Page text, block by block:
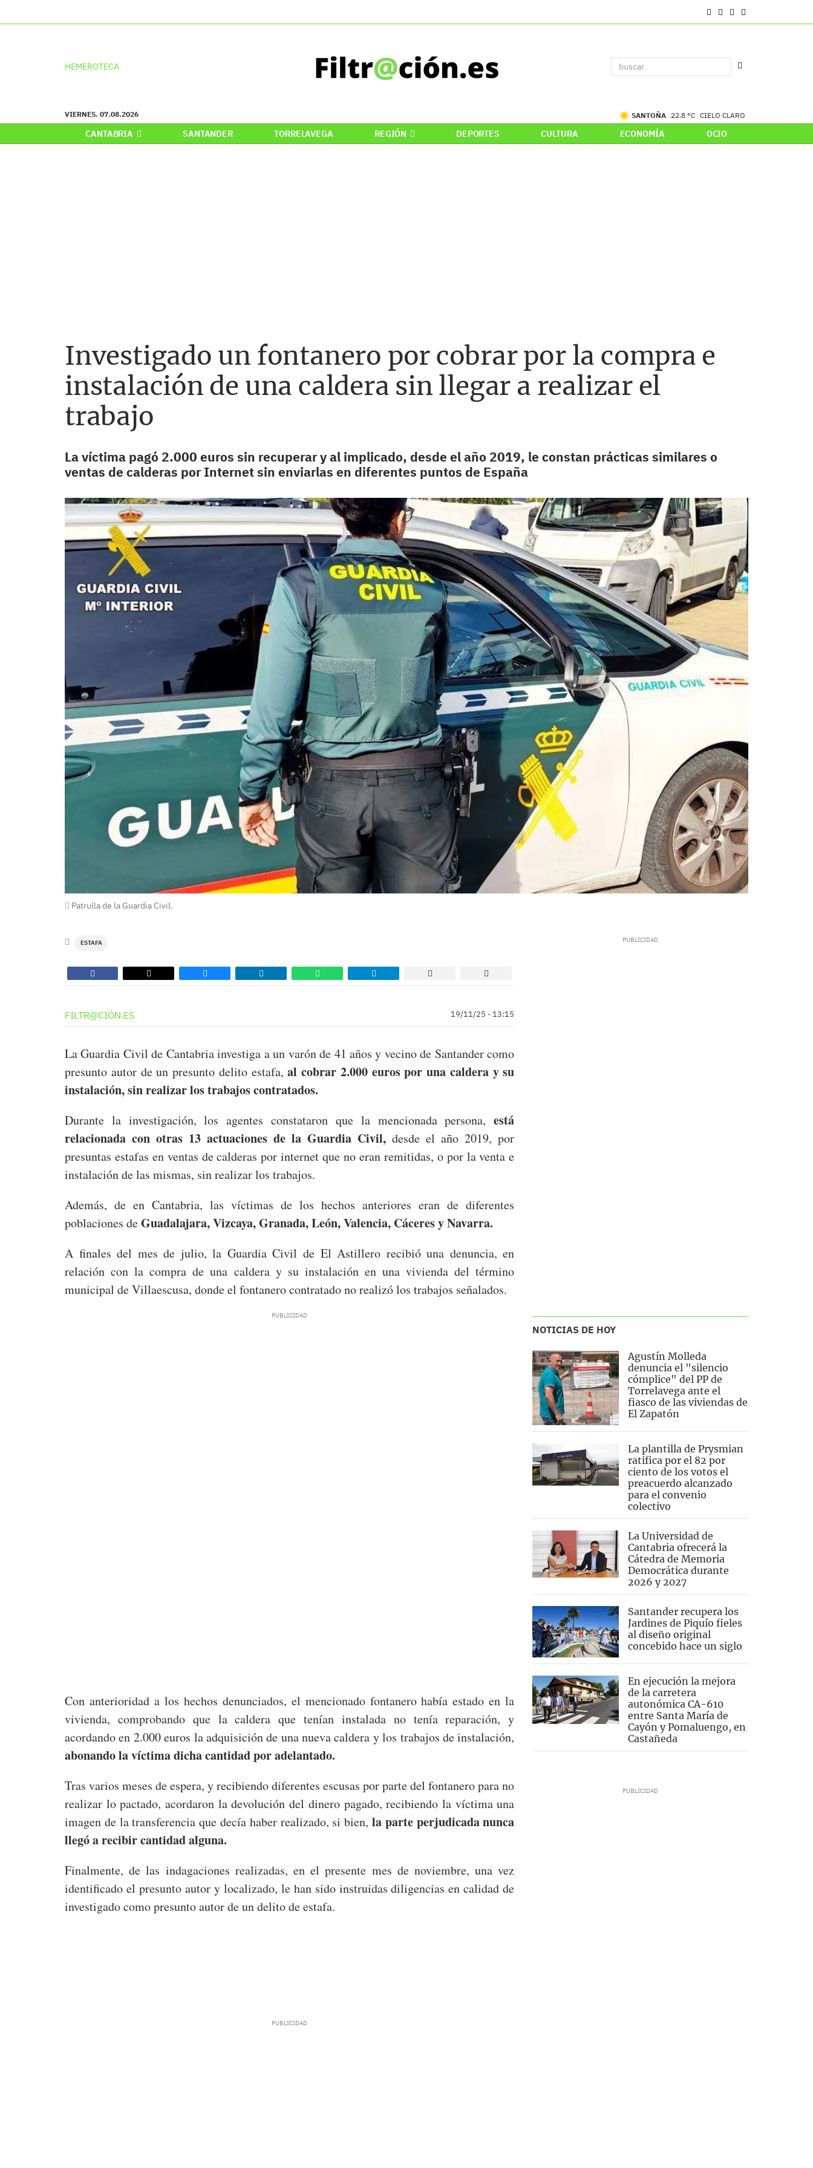
HEMEROTECA
VIERNES. 07.08.2026 SANTOÑA 22.8 °C CIELO CLARO
CANTABRIA SANTANDER TORRELAVEGA REGIÓN DEPORTES CULTURA ECONOMÍA OCIO
Investigado un fontanero por cobrar por la compra e
instalación de una caldera sin llegar a realizar el
trabajo
La víctima pagó 2.000 euros sin recuperar y al implicado, desde el año 2019, le constan prácticas similares o
ventas de calderas por Internet sin enviarlas en diferentes puntos de España
Patrulla de la Guardia Civil.
ESTAFA
FILTR@CIÓN.ES 19/11/25 - 13:15
La Guardia Civil de Cantabria investiga a un varón de 41 años y vecino de Santander como
presunto autor de un presunto delito estafa,al cobrar 2.000 euros por una caldera y su
instalación, sin realizar los trabajos contratados.
Durante la investigación, los agentes constataron que la mencionada persona,está
relacionada con otras 13 actuaciones de la Guardia Civil, desde el año 2019, por
presuntas estafas en ventas de calderas por internet que no eran remitidas, o por la venta e
instalación de las mismas, sin realizar los trabajos.
Además, de en Cantabria, las víctimas de los hechos anteriores eran de diferentes
poblaciones deGuadalajara, Vizcaya, Granada, León, Valencia, Cáceres y Navarra.
A finales del mes de julio, la Guardia Civil de El Astillero recibió una denuncia, en
relación con la compra de una caldera y su instalación en una vivienda del término
municipal de Villaescusa, donde el fontanero contratado no realizó los trabajos señalados.
Con anterioridad a los hechos denunciados, el mencionado fontanero había estado en la
vivienda, comprobando que la caldera que tenían instalada no tenía reparación, y
acordando en 2.000 euros la adquisición de una nueva caldera y los trabajos de instalación,
abonando la víctima dicha cantidad por adelantado.
Tras varios meses de espera, y recibiendo diferentes escusas por parte del fontanero para no
realizar lo pactado, acordaron la devolución del dinero pagado, recibiendo la víctima una
imagen de la transferencia que decía haber realizado, si bien, la parte perjudicada nunca
llegó a recibir cantidad alguna.
Finalmente, de las indagaciones realizadas, en el presente mes de noviembre, una vez
identificado el presunto autor y localizado, le han sido instruidas diligencias en calidad de
investigado como presunto autor de un delito de estafa.
NOTICIAS DE HOY
Agustín Molleda
denuncia el "silencio
cómplice" del PP de
Torrelavega ante el
fiasco de las viviendas de
El Zapatón
La plantilla de Prysmian
ratifica por el 82 por
ciento de los votos el
preacuerdo alcanzado
para el convenio
colectivo
La Universidad de
Cantabria ofrecerá la
Cátedra de Memoria
Democrática durante
2026 y 2027
Santander recupera los
Jardines de Piquío fieles
al diseño original
concebido hace un siglo
En ejecución la mejora
de la carretera
autonómica CA-610
entre Santa María de
Cayón y Pomaluengo, en
Castañeda